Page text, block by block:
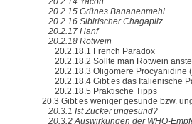
20.2.15 Grünes Bananenmehl
20.2.16 Sibirischer Chagapilz
20.2.17 Hanf
20.2.18 Rotwein
20.2.18.1 French Paradox
20.2.18.2 Sollte man Rotwein
20.2.18.3 Oligomere Procyanidine
20.2.18.4 Gibt es das Italienische
20.2.18.5 Praktische Tipps
20.3 Gibt es weniger gesunde bzw.
20.3.1 Ist Zucker ungesund?
20.3.2 Auswirkungen der WHO-